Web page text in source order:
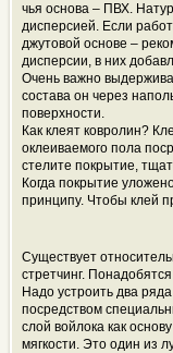
чья основа – ПВХ.
дисперсией. Если
джутовой основе –
дисперсии, в них
Очень важно
состава он через
поверхности.
Как клеят ковролин?
оклеиваемого пола
стелите покрытие,
Когда покрытие
принципу. Чтобы клей
Существует
стретчинг.
Надо устроить два
посредством
слой войлока как
мягкости. Это один из